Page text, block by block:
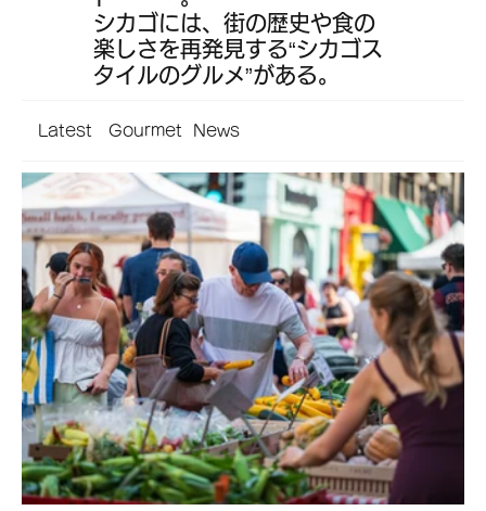
シカゴには、街の歴史や食の
楽しさを再発見する“シカゴス
タイルのグルメ”がある。
Latest Gourmet News